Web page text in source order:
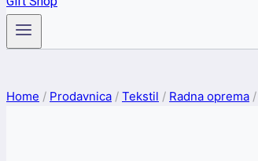
Home / Prodavnica / Tekstil / Radna oprema /